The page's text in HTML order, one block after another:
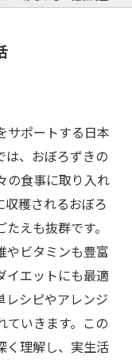
サポートする日本
は、おぼろずきの
の食事に取り入れ
収穫されるおぼろ
えも抜群です。
やビタミンも豊富
イエットにも最適
レシピやアレンジ
ていきます。この
く理解し、実生活